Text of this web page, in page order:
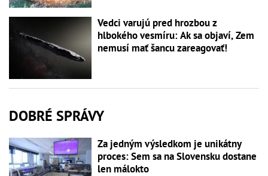
Vedci varujú pred hrozbou z
hlbokého vesmíru: Ak sa objaví, Zem
nemusí mať šancu zareagovať!
DOBRÉ SPRÁVY
Za jedným výsledkom je unikátny
proces: Sem sa na Slovensku dostane
len málokto